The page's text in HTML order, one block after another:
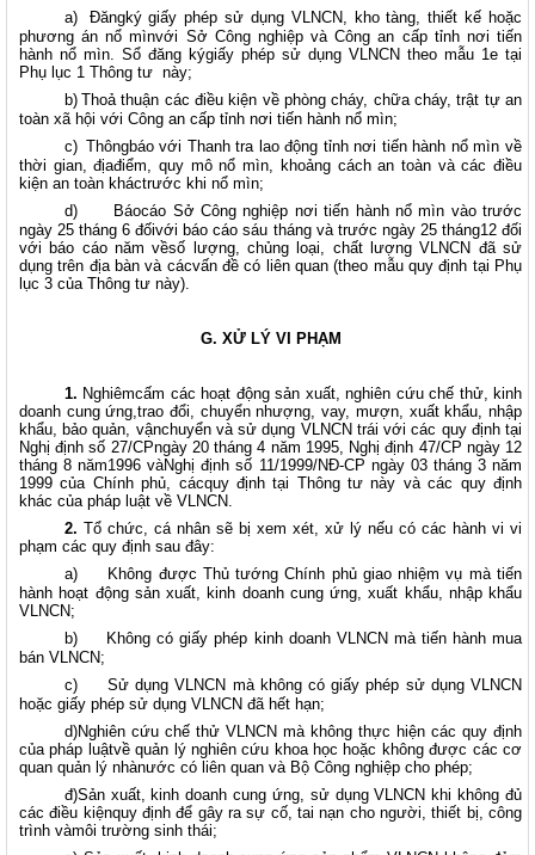
a)
Đăngký giấy phép sử dụng VLNCN, kho tàng, thiết kế hoặc
phương án nổ mìnvới Sở Công nghiệp và Công an cấp tỉnh nơi tiến
hành nổ mìn. Sổ đăng kýgiấy phép sử dụng VLNCN theo mẫu 1e tại
Phụ lục 1 Thông tư này;
b) Thoả thuận các điều kiện về phòng cháy, chữa cháy, trật tự an
toàn xã hội với Công an cấp tỉnh nơi tiến hành nổ mìn;
c) Thôngbáo với Thanh tra lao động tỉnh nơi tiến hành nổ mìn về
thời gian, địađiểm, quy mô nổ mìn, khoảng cách an toàn và các điều
kiện an toàn kháctrước khi nổ mìn;
d)
Báocáo Sở Công nghiệp nơi tiến hành nổ mìn vào trước
ngày 25 tháng 6 đốivới báo cáo sáu tháng và trước ngày 25 tháng12 đối
với báo cáo năm vềsố lượng, chủng loại, chất lượng VLNCN đã sử
dụng trên địa bàn và cácvấn đề có liên quan (theo mẫu quy định tại Phụ
lục 3 của Thông tư này).
G. XỬ LÝ VI PHẠM
1. Nghiêmcấm các hoạt động sản xuất, nghiên cứu chế thử, kinh
doanh cung ứng,trao đổi, chuyển nhượng, vay, mượn, xuất khẩu, nhập
khẩu, bảo quản, vậnchuyển và sử dụng VLNCN trái với các quy định tại
Nghị định số 27/CPngày 20 tháng 4 năm 1995, Nghị định 47/CP ngày 12
tháng 8 năm1996 vàNghị định số 11/1999/NĐ-CP ngày 03 tháng 3 năm
1999 của Chính phủ, cácquy định tại Thông tư này và các quy định
khác của pháp luật về VLNCN.
2. Tổ chức, cá nhân sẽ bị xem xét, xử lý nếu có các hành vi vi
phạm các quy định sau đây:
a)
Không được Thủ tướng Chính phủ giao nhiệm vụ mà tiến
hành hoạt động sản xuất, kinh doanh cung ứng, xuất khẩu, nhập khẩu
VLNCN;
b)
Không có giấy phép kinh doanh VLNCN mà tiến hành mua
bán VLNCN;
c)
Sử dụng VLNCN mà không có giấy phép sử dụng VLNCN
hoặc giấy phép sử dụng VLNCN đã hết hạn;
d)Nghiên cứu chế thử VLNCN mà không thực hiện các quy định
của pháp luậtvề quản lý nghiên cứu khoa học hoặc không được các cơ
quan quản lý nhànước có liên quan và Bộ Công nghiệp cho phép;
đ)Sản xuất, kinh doanh cung ứng, sử dụng VLNCN khi không đủ
các điều kiệnquy định để gây ra sự cố, tai nạn cho người, thiết bị, công
trình vàmôi trường sinh thái;